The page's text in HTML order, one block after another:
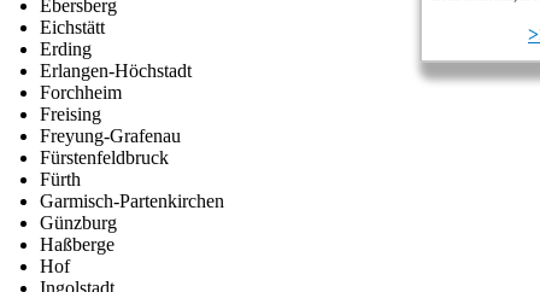
Ebersberg
Eichstätt
Erding
Erlangen-Höchstadt
Forchheim
Freising
Freyung-Grafenau
Fürstenfeldbruck
Fürth
Garmisch-Partenkirchen
Günzburg
Haßberge
Hof
Ingolstadt